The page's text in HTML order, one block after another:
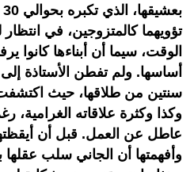
تؤويهما كالمتزوجين، في
الوقت، سيما أن أبناءها كانوا
أساسها. ولم تفطن الأستاذة
سنتين من طلاقها، حيث
وكذا وكثرة علاقاته الغرامية،
عاطل عن العمل. قبل أن
وأفهمتها أن الجاني سلب